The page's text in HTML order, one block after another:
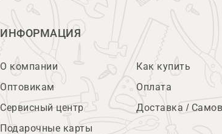
ИНФОРМАЦИЯ
О компании
Оптовикам
Сервисный центр
Подарочные карты
Как купить
Оплата
Доставка /